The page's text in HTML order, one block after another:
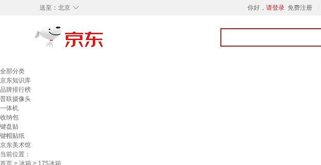
◇
送至： 北京 你好， 请登录 免费注册
全部分类
京东知识库
品牌排行榜
普联摄像头
一体机
收纳包
键盘贴
键帽贴纸
京东美术馆
当前位置：
首页 > 冰箱 > 175冰箱